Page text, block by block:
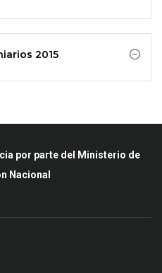
2015
por parte del Ministerio de
Nacional